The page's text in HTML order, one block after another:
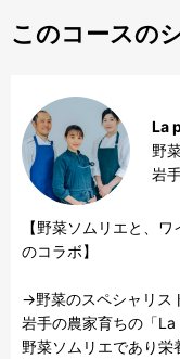
このコースの
La
野
岩
【野菜ソムリエと、
のコラボ】
→野菜のスペシャリス
岩手の農家育ちの「
野菜ソムリエであり栄